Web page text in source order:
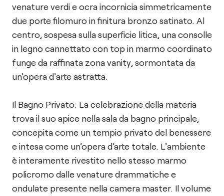
venature verdi e ocra incornicia simmetricamente
due porte filomuro in finitura bronzo satinato. Al
centro, sospesa sulla superficie litica, una consolle
in legno cannettato con top in marmo coordinato
funge da raffinata zona vanity, sormontata da
un'opera d'arte astratta.
Il Bagno Privato: La celebrazione della materia
trova il suo apice nella sala da bagno principale,
concepita come un tempio privato del benessere
e intesa come un’opera d’arte totale. L'ambiente
è interamente rivestito nello stesso marmo
policromo dalle venature drammatiche e
ondulate presente nella camera master. Il volume